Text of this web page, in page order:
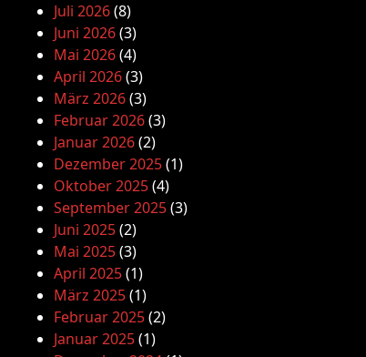
Juli 2026(8)
Juni 2026(3)
Mai 2026(4)
April 2026(3)
März 2026(3)
Februar 2026(3)
Januar 2026(2)
Dezember 2025(1)
Oktober 2025(4)
September 2025(3)
Juni 2025(2)
Mai 2025(3)
April 2025(1)
März 2025(1)
Februar 2025(2)
Januar 2025(1)